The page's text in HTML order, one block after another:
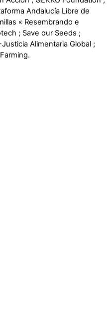
Andalucía Libre de
« Resembrando e
; Save our Seeds ;
Alimentaria Global ;